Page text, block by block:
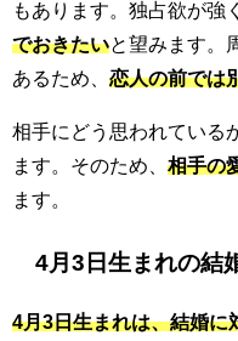
もあります。独占欲が強
でおきたいと望みます。
あるため、 恋人の前では
相手にどう思われている
ます。そのため、 相手の
ます。
4月3日生まれの結
4月3日生まれは、結婚に